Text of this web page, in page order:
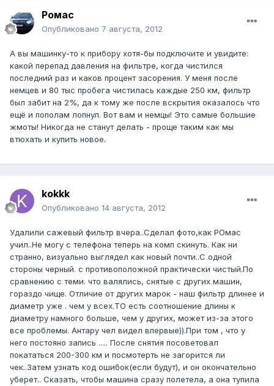
Ромас
Опубликовано 7 августа, 2012
А вы машинку-то к прибору хотя-бы подключите и увидите:
какой перепад давления на фильтре, когда чистился
последний раз и каков процент засорения. У меня после
немцев и 80 тыс пробега чистилась каждые 250 км, фильтр
был забит на 2%, да к тому же после вскрытия оказалось что
ещё и пополам лопнул. Вот вам и немцы! Это самые большие
жмоты! Никогда не станут делать - проще таким как мы
втюхать и купить новое.
kokkk
Опубликовано 14 августа, 2012
Удалили сажевый фильтр вчера..Сделал фото,как РОмас
учил..Не могу с телефона теперь на комп скинуть. Как ни
странно, визуально выглядел как новый почти..С одной
стороны черный. с противоположной практически чистый.По
сравнению с теми. что валялись, снятые с других машин,
гораздо чище. Отличие от других марок - наш фильтр длинее и
диаметр уже . чем у всех.ТО есть соотношение длины к
диаметру намного больше, чем у других, может из-за этого
все проблемы. Антару чел видел впервые)).При том , что у
него постояно запись ..... После снятия посоветовал
покататься 200-300 км и посмотерть не загорится ли
чек..Затем узнать код ошибок(если будут), и он окончательно
уберет.. Сказать, чтобы машина сразу полетела, а она тупила